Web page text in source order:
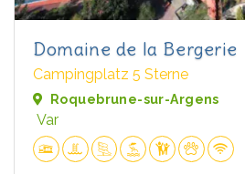
Domaine de la Bergerie
Campingplatz 5 Sterne
Roquebrune-sur-Argens
Var